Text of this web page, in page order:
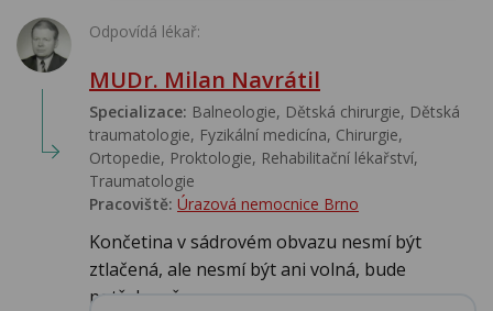
Odpovídá lékař:
MUDr. Milan Navrátil
Specializace: Balneologie, Dětská chirurgie, Dětská
traumatologie, Fyzikální medicína, Chirurgie,
Ortopedie, Proktologie, Rehabilitační lékařství‎,
Traumatologie
Pracoviště: Úrazová nemocnice Brno
Končetina v sádrovém obvazu nesmí být
ztlačená, ale nesmí být ani volná, bude
potřeba př...